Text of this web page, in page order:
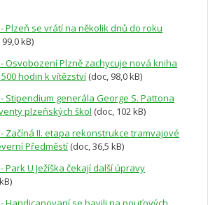
- Plzeň se vrátí na několik dnů do roku
kB)
- Osvobození Plzně zachycuje nová kniha
hodin k vítězství (doc, 98,0 kB)
- Stipendium generála George S. Pattona
plzeňských škol (doc, 102 kB)
- Začíná II. etapa rekonstrukce tramvajové
Předměstí (doc, 36,5 kB)
Park U Ježíška čekají další úpravy